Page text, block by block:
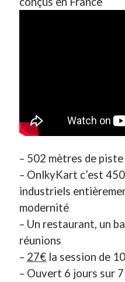
– 502 mètres de
– OnlkyKart c’est
industriels
modernité
– Un restaurant, un
réunions
– 27€ la session de
– Ouvert 6 jours sur